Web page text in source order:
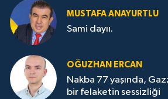
MUSTAFA ANAYURTLU
Sami dayıı.
OĞUZHAN ERCAN
Nakba 77 yaşında,
bir felaketin sessizliği